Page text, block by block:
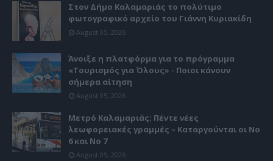
Στον Δήμο Καλαμαριάς το πολύτιμο
φωτογραφικό αρχείο του Γιάννη Κυριακίδη
August 05, 2026
Άνοιξε η πλατφόρμα για το πρόγραμμα
«Τουρισμός για Όλους» - Ποιοι κάνουν
σήμερα αίτηση
August 05, 2026
Μετρό Καλαμαριάς: Πέντε νέες
λεωφορειακές γραμμές – Καταργούνται οι Νο
6 και Νο 7
August 05, 2026